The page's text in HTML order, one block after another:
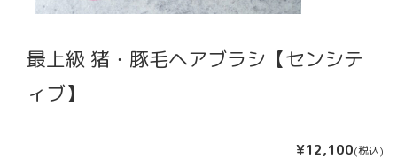
最上級 猪・豚毛ヘアブラシ【センシテ
ィブ】
¥12,100(税込)